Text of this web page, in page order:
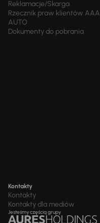
Reklamacje/Skarga
Rzecznik praw klientów AAA
AUTO
Dokumenty do pobrania
Kontakty
Kontakty
Kontakty dla mediów
Jesteśmy częścią grupy